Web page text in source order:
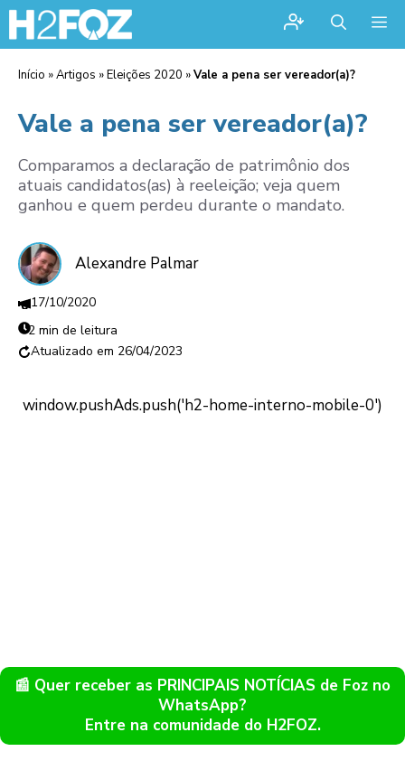
Início »Artigos »Eleições 2020 »Vale a pena ser vereador(a)?
Vale a pena ser vereador(a)?
Comparamos a declaração de patrimônio dos
atuais candidatos(as) à reeleição; veja quem
ganhou e quem perdeu durante o mandato.
Alexandre Palmar
17/10/2020
2 min de leitura
26/04/2023
📰 Quer receber as PRINCIPAIS NOTÍCIAS de Foz no
WhatsApp?
Entre na comunidade do H2FOZ.